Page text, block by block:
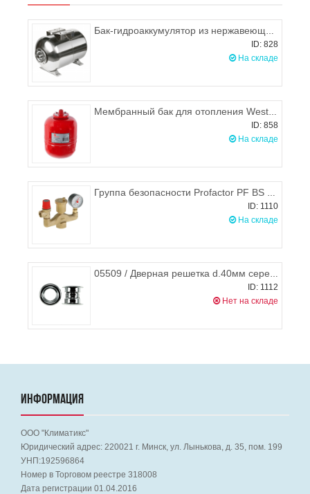
Бак-гидроаккумулятор из нержавеющей стали 50л, UNIPUMP
ID: 828
На складе
Мембранный бак для отопления Wester WRV8 л
ID: 858
На складе
Группа безопасности Profactor PF BS 574
ID: 1110
На складе
05509 / Дверная решетка d.40мм серебро (втулка), HARDI
ID: 1112
Нет на складе
ИНФОРМАЦИЯ
ООО "Климатикс"
Юридический адрес: 220021 г. Минск, ул. Лынькова, д. 35, пом. 199
УНП:192596864
Номер в Торговом реестре 318008
Дата регистрации 01.04.2016